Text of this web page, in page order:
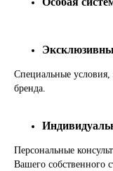
Специальные
бренда.
Персональные
Вашего собственного